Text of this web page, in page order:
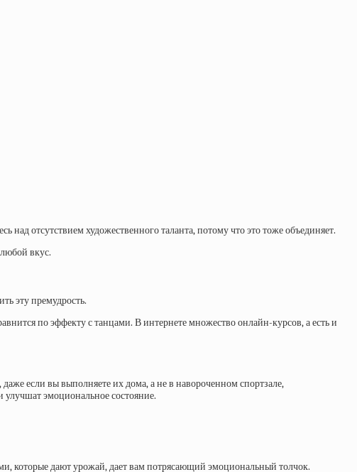
отсутствием художественного таланта, потому что это тоже объединяет.
вкус.
эту премудрость.
по эффекту с танцами. В интернете множество онлайн-курсов, а есть и
если вы выполняете их дома, а не в навороченном спортзале,
улучшат эмоциональное состояние.
которые дают урожай, дает вам потрясающий эмоциональный толчок.